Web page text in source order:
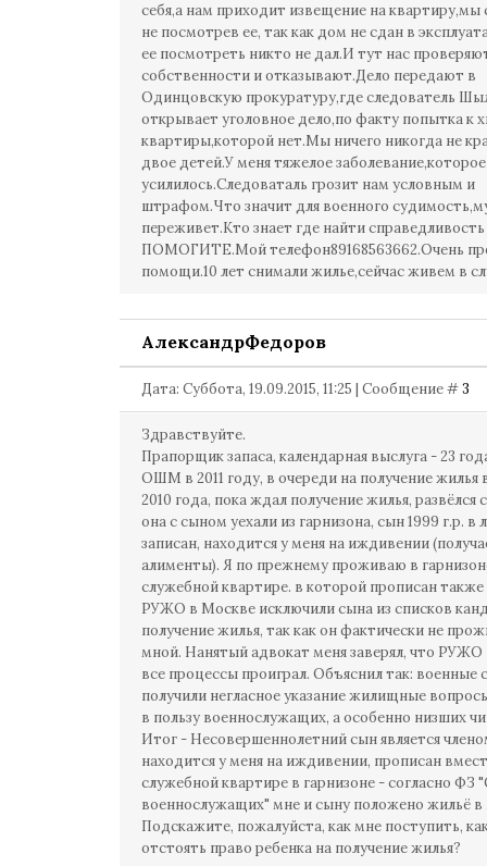
себя,а нам приходит извещение на квартиру,мы
не посмотрев ее, так как дом не сдан в
ее посмотреть никто не дал.И тут нас
собственности и отказывают.Дело передают в
Одинцовскую прокуратуру,где следователь
открывает уголовное дело,по факту попытка к
квартиры,которой нет.Мы ничего никогда не
двое детей.У меня тяжелое
усилилось.Cледоваталь грозит нам условным и
штрафом.Что значит для военного
переживет.Кто знает где найти справедливость
ПОМОГИТЕ.Мой телефон89168563662.Очень
помощи.10 лет снимали жилье,сейчас живем в
АлександрФедоров
Дата: Суббота, 19.09.2015, 11:25 | Сообщение #3
Здравствуйте.
Прапорщик запаса, календарная выслуга - 23
ОШМ в 2011 году, в очереди на получение жилья
2010 года, пока ждал получение жилья, развёлся
она с сыном уехали из гарнизона, сын 1999 г.р. в
записан, находится у меня на иждивении
алименты). Я по прежнему проживаю в
служебной квартире. в которой прописан
РУЖО в Москве исключили сына из списков
получение жилья, так как он фактически не
мной. Нанятый адвокат меня заверял, что РУЖО
все процессы проиграл. Объяснил так: военные
получили негласное указание жилищные
в пользу военнослужащих, а особенно низших
Итог - Несовершеннолетний сын является
находится у меня на иждивении, прописан
служебной квартире в гарнизоне - согласно ФЗ
военнослужащих" мне и сыну положено жильё
Подскажите, пожалуйста, как мне поступить,
отстоять право ребенка на получение жилья?